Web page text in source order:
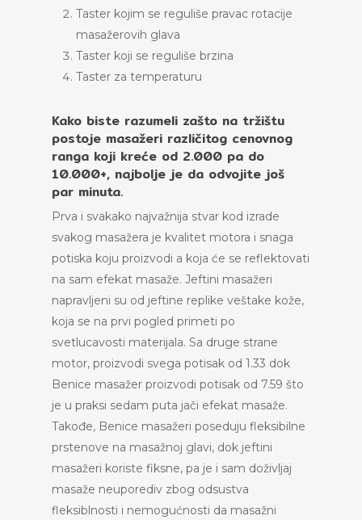
Taster kojim se reguliše pravac rotacije
masažerovih glava
Taster koji se reguliše brzina
Taster za temperaturu
Kako biste razumeli zašto na tržištu
postoje masažeri različitog cenovnog
ranga koji kreće od 2.000 pa do
10.000+, najbolje je da odvojite još
par minuta.
Prva i svakako najvažnija stvar kod izrade
svakog masažera je kvalitet motora i snaga
potiska koju proizvodi a koja će se reflektovati
na sam efekat masaže. Jeftini masažeri
napravljeni su od jeftine replike veštake kože,
koja se na prvi pogled primeti po
svetlucavosti materijala. Sa druge strane
motor, proizvodi svega potisak od 1.33 dok
Benice masažer proizvodi potisak od 7.59 što
je u praksi sedam puta jači efekat masaže.
Takođe, Benice masažeri poseduju fleksibilne
prstenove na masažnoj glavi, dok jeftini
masažeri koriste fiksne, pa je i sam doživljaj
masaže neuporediv zbog odsustva
fleksiblnosti i nemogućnosti da masažni